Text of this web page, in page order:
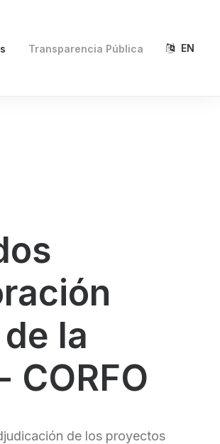
Transparencia Pública EN
la
CORFO
de los proyectos